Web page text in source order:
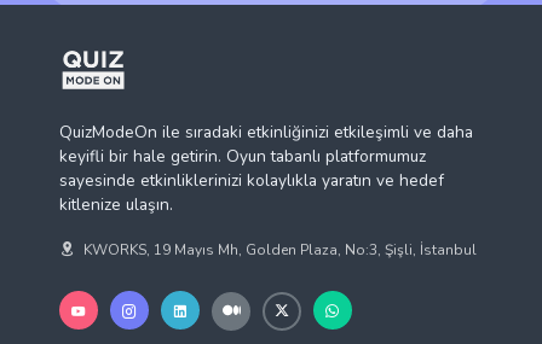
keyifli bir hale getirin. Oyun tabanlı platformumuz
sayesinde etkinliklerinizi kolaylıkla yaratın ve hedef
KWORKS, 19 Mayıs Mh, Golden Plaza, No:3, Şişli, İstanbul
İş Çözümleri QuizModeOn